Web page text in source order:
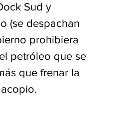
Sud y
(se despachan
prohibiera
petróleo que se
que frenar la